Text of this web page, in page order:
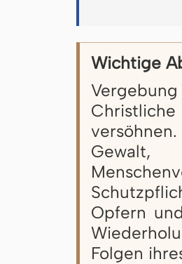
Wichtige
Gewalt,
Opfern
Folgen